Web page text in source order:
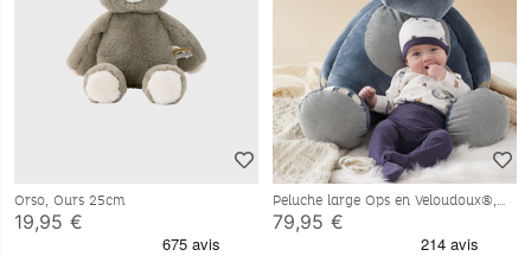
Orso, Ours 25cm
19,95 €
Peluche large Ops en Veloudoux®,
bleu
79,95 €